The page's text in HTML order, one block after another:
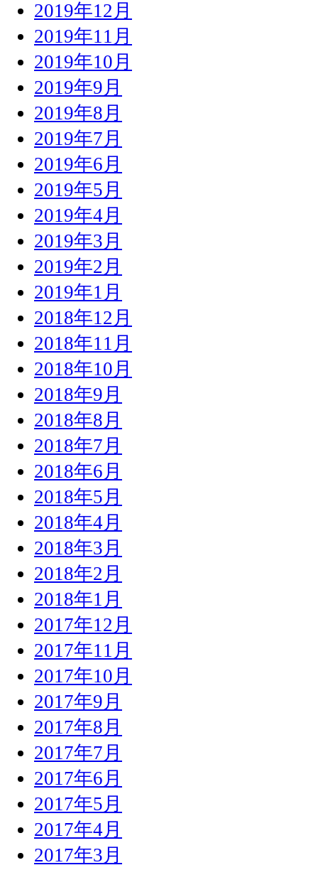
2019年12月
2019年11月
2019年10月
2019年9月
2019年8月
2019年7月
2019年6月
2019年5月
2019年4月
2019年3月
2019年2月
2019年1月
2018年12月
2018年11月
2018年10月
2018年9月
2018年8月
2018年7月
2018年6月
2018年5月
2018年4月
2018年3月
2018年2月
2018年1月
2017年12月
2017年11月
2017年10月
2017年9月
2017年8月
2017年7月
2017年6月
2017年5月
2017年4月
2017年3月